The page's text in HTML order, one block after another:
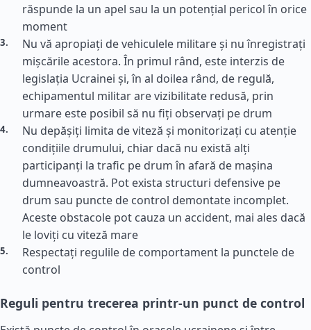
răspunde la un apel sau la un potențial pericol în orice
moment
Nu vă apropiați de vehiculele militare și nu înregistrați
mișcările acestora. În primul rând, este interzis de
legislația Ucrainei și, în al doilea rând, de regulă,
echipamentul militar are vizibilitate redusă, prin
urmare este posibil să nu fiți observați pe drum
Nu depășiți limita de viteză și monitorizați cu atenție
condițiile drumului, chiar dacă nu există alți
participanți la trafic pe drum în afară de mașina
dumneavoastră. Pot exista structuri defensive pe
drum sau puncte de control demontate incomplet.
Aceste obstacole pot cauza un accident, mai ales dacă
le loviți cu viteză mare
Respectați regulile de comportament la punctele de
control
Reguli pentru trecerea printr-un punct de control